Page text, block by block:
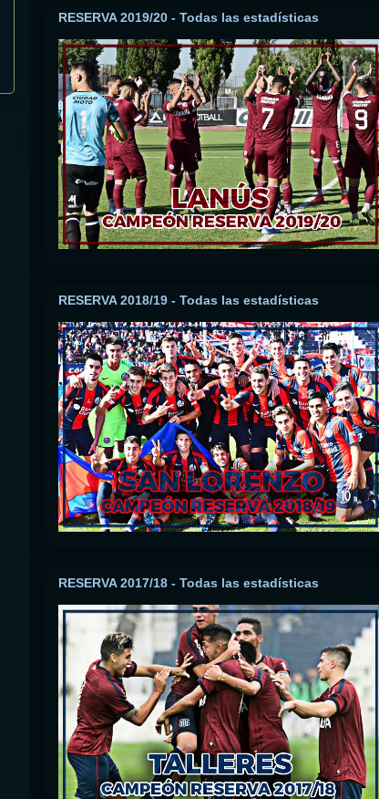
RESERVA 2019/20 - Todas las estadísticas
RESERVA 2018/19 - Todas las estadísticas
RESERVA 2017/18 - Todas las estadísticas